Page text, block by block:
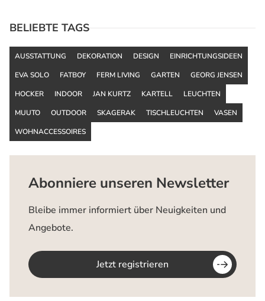
BELIEBTE TAGS
AUSSTATTUNG DEKORATION DESIGN
EINRICHTUNGSIDEEN
EVA SOLO
FATBOY FERM LIVING GARTEN
GEORG JENSEN
HOCKER
INDOOR JAN KURTZ KARTELL
LEUCHTEN
MUUTO
OUTDOOR SKAGERAK TISCHLEUCHTEN
VASEN
WOHNACCESSOIRES
Abonniere unseren Newsletter
Bleibe immer informiert über Neuigkeiten und
Angebote.
Jetzt registrieren